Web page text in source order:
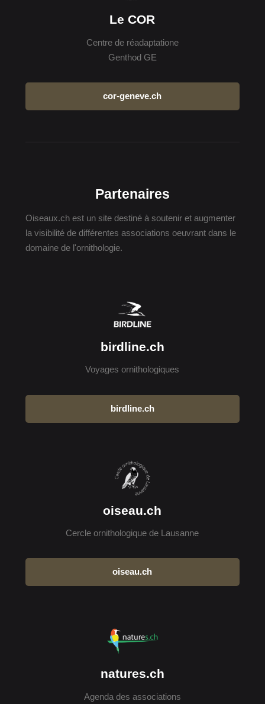
Le COR
Centre de réadaptatione
Genthod GE
cor-geneve.ch
Partenaires
Oiseaux.ch est un site destiné à soutenir et augmenter
la visibilité de différentes associations oeuvrant dans le
domaine de l'ornithologie.
birdline.ch
Voyages ornithologiques
birdline.ch
oiseau.ch
Cercle ornithologique de Lausanne
oiseau.ch
natures.ch
Agenda des associations